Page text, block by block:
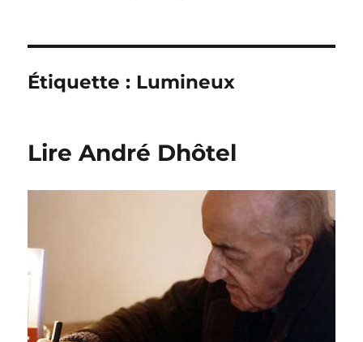
Étiquette : Lumineux
Lire André Dhôtel